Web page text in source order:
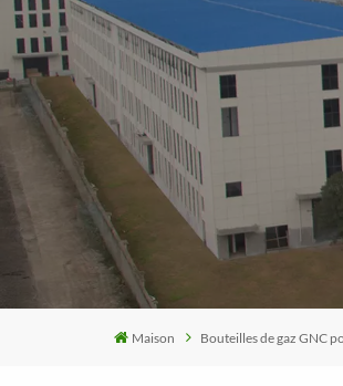
Maison Bouteilles de gaz GNC